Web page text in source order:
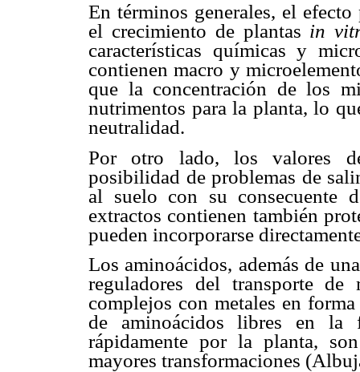
En términos generales, el
el crecimiento de plantas in
características químicas y
contienen macro y
que la concentración de los
nutrimentos para la planta, lo
neutralidad.
Por otro lado, los valores
posibilidad de problemas de
al suelo con su consecuente
extractos contienen también
pueden incorporarse
Los aminoácidos, además de
reguladores del transporte de
complejos con metales en
de aminoácidos libres en la
rápidamente por la planta,
mayores transformaciones